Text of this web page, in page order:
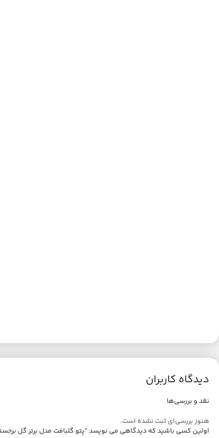
دیدگاه کاربران
نقد و بررسی‌ها
هنوز بررسی‌ای ثبت نشده است.
اولین کسی باشید که دیدگاهی می نویسد “پتو گلبافت مدل برتر گل برجسته سایز 220×240